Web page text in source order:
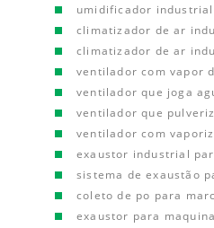
umidificador
climatizador de ar
climatizador de ar
ventilador com vapor
ventilador que joga
ventilador que
ventilador com
exaustor industrial
sistema de exaustão
coleto de po para
exaustor para